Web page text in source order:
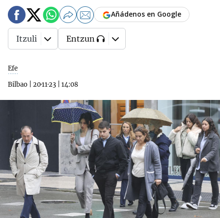
Efe
Bilbao
20·11·23 14:08
Añádenos en Google
Itzuli Entzun